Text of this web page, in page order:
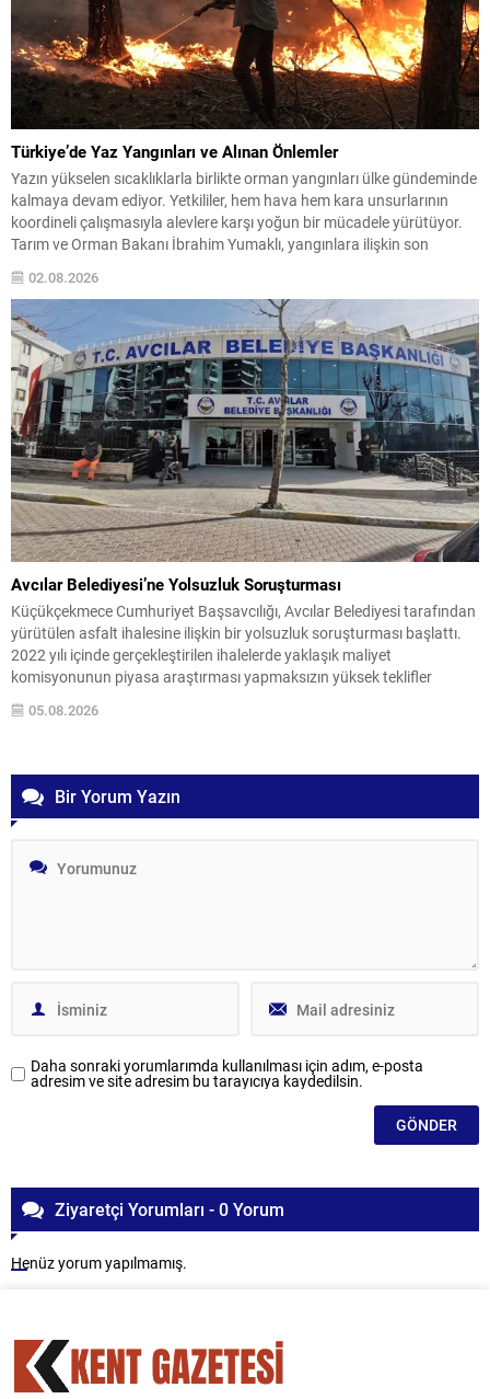
Türkiye’de Yaz Yangınları ve Alınan Önlemler
Yazın yükselen sıcaklıklarla birlikte orman yangınları ülke gündeminde
kalmaya devam ediyor. Yetkililer, hem hava hem kara unsurlarının
koordineli çalışmasıyla alevlere karşı yoğun bir mücadele yürütüyor.
Tarım ve Orman Bakanı İbrahim Yumaklı, yangınlara ilişkin son
tamamen ortadan kalkmadığını vurguladı. Kontrol Altına Alınan...
02.08.2026
Avcılar Belediyesi’ne Yolsuzluk Soruşturması
Küçükçekmece Cumhuriyet Başsavcılığı, Avcılar Belediyesi tarafından
yürütülen asfalt ihalesine ilişkin bir yolsuzluk soruşturması başlattı.
2022 yılı içinde gerçekleştirilen ihalelerde yaklaşık maliyet
komisyonunun piyasa araştırması yapmaksızın yüksek teklifler
üzerinden maliyeti belirlediği, bunun sonucunda yaklaşık 3 milyon 302
bin TL kamu zararı oluştuğu iddia ediliyor. İncelemeler, komisyonun
05.08.2026
Bir Yorum Yazın
Daha sonraki yorumlarımda kullanılması için adım, e-posta
adresim ve site adresim bu tarayıcıya kaydedilsin.
Ziyaretçi Yorumları - 0 Yorum
Henüz yorum yapılmamış.